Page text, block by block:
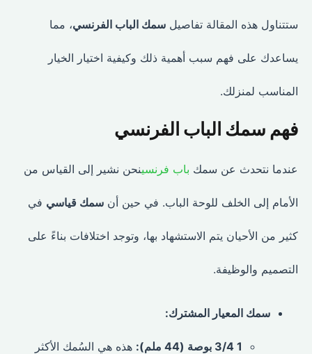
ستتناول هذه المقالة تفاصيل سمك الباب الفرنسي، مما
يساعدك على فهم سبب أهمية ذلك وكيفية اختيار الخيار
المناسب لمنزلك.
فهم سمك الباب الفرنسي
عندما نتحدث عن سمكباب فرنسينحن نشير إلى القياس من
الأمام إلى الخلف للوحة الباب. في حين أنسمك قياسيفي
كثير من الأحيان يتم الاستشهاد بها، وتوجد اختلافات بناءً على
التصميم والوظيفة.
سمك المعيار المشترك:
1 3/4 بوصة (44 ملم): هذه هي السُمك الأكثر